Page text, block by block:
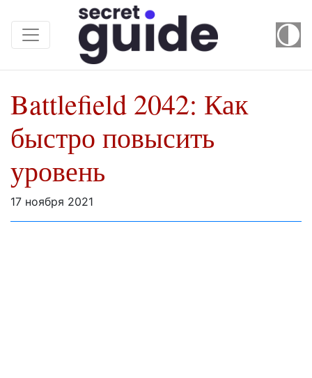
Battlefield 2042: Как
быстро повысить
уровень
17 ноября 2021